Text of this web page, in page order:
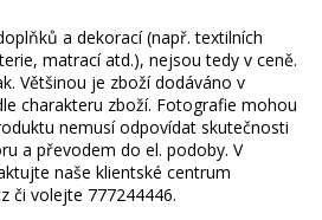
a dekorací (např. textilních
matrací atd.), nejsou tedy v ceně.
Většinou je zboží dodáváno v
charakteru zboží. Fotografie mohou
nemusí odpovídat skutečnosti
a převodem do el. podoby. V
naše klientské centrum
či volejte 777244446.